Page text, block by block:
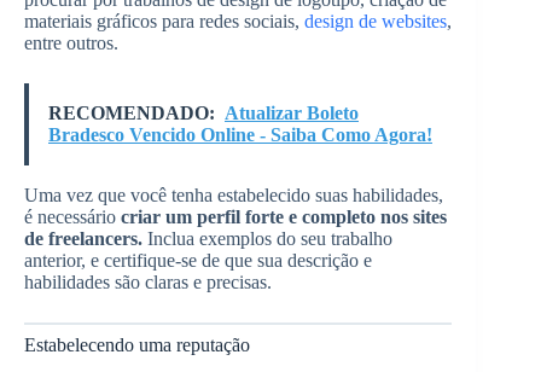
materiais gráficos para redes sociais, design de websites,
entre outros.
RECOMENDADO: Atualizar Boleto
Bradesco Vencido Online - Saiba Como Agora!
Uma vez que você tenha estabelecido suas habilidades,
é necessário criar um perfil forte e completo nos sites
de freelancers. Inclua exemplos do seu trabalho
anterior, e certifique-se de que sua descrição e
habilidades são claras e precisas.
Estabelecendo uma reputação